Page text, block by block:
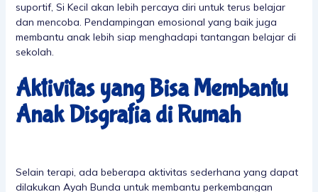
suportif, Si Kecil akan lebih percaya diri untuk terus belajar
dan mencoba. Pendampingan emosional yang baik juga
membantu anak lebih siap menghadapi tantangan belajar di
sekolah.
Aktivitas yang Bisa Membantu
Anak Disgrafia di Rumah
Selain terapi, ada beberapa aktivitas sederhana yang dapat
dilakukan Ayah Bunda untuk membantu perkembangan